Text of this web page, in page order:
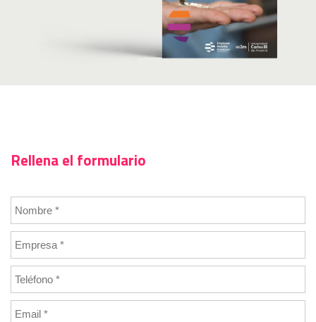
Rellena el formulario